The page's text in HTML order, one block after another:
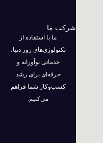
شرکت ما
ما با استفاده از
تکنولوژی‌های روز دنیا،
خدماتی نوآورانه و
حرفه‌ای برای رشد
کسب‌وکار شما فراهم
می‌کنیم.